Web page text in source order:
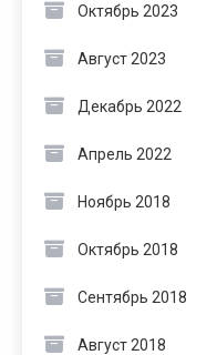
Октябрь 2023
Август 2023
Декабрь 2022
Апрель 2022
Ноябрь 2018
Октябрь 2018
Сентябрь 2018
Август 2018